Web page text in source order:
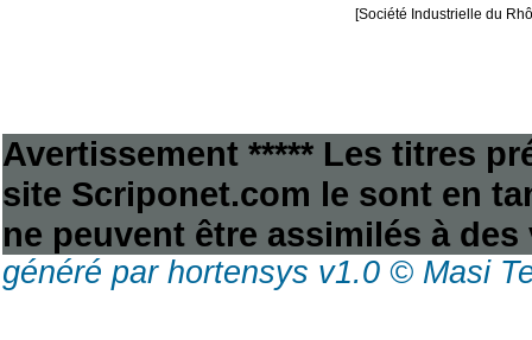
[Société Industrielle du
Avertissement ***** Les titres
site Scriponet.com le sont en
ne peuvent être assimilés à
généré par hortensys v1.0 © Masi